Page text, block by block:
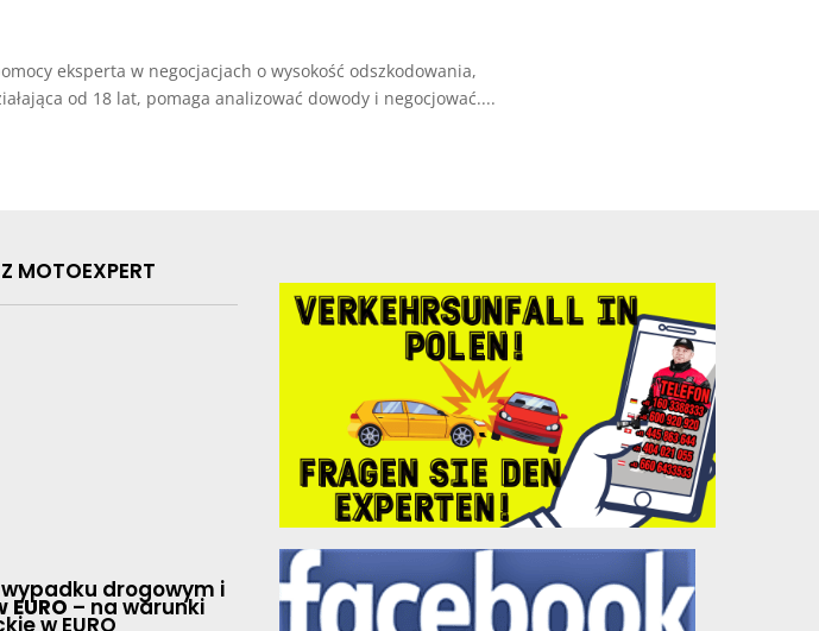
eksperta w negocjacjach o wysokość odszkodowania,
od 18 lat, pomaga analizować dowody i negocjować....
MOTOEXPERT
drogowym i
EURO – na warunki